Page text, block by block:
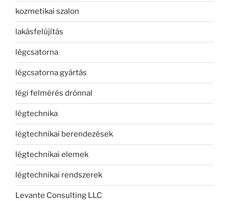
kozmetikai szalon
lakásfelújítás
légcsatorna
légcsatorna gyártás
légi felmérés drónnal
légtechnika
légtechnikai berendezések
légtechnikai elemek
légtechnikai rendszerek
Levante Consulting LLC